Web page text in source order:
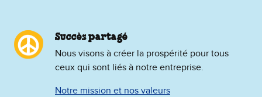
Succès partagé
Nous visons à créer la prospérité pour tous
ceux qui sont liés à notre entreprise.
Notre mission et nos valeurs